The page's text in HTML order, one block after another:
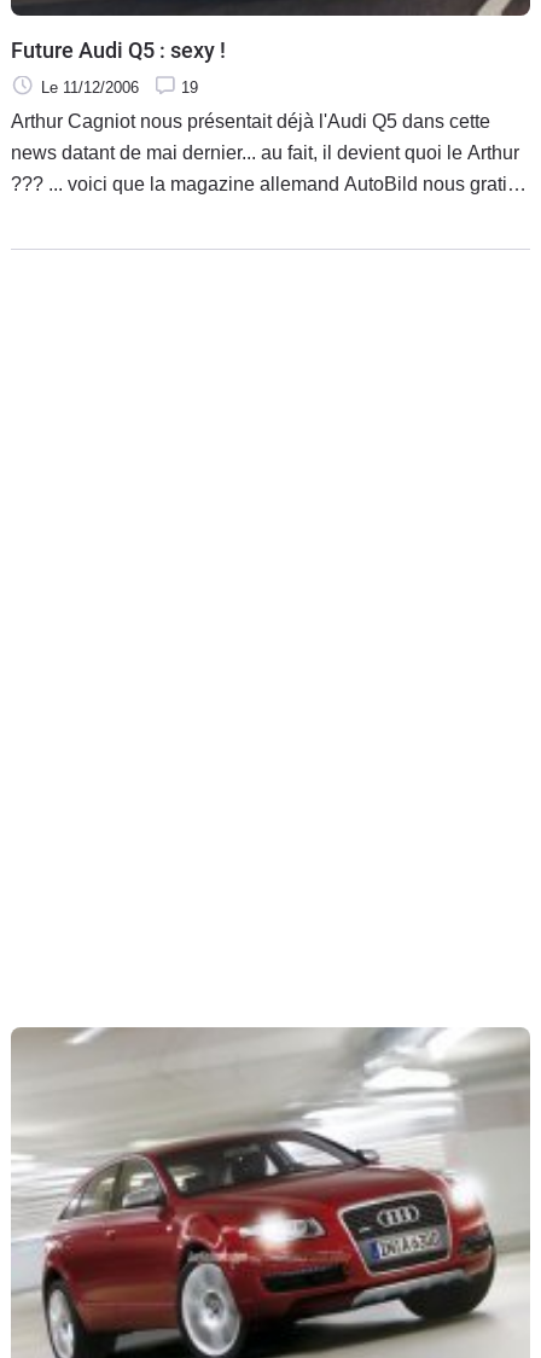
Future Audi Q5 : sexy !
Le 11/12/2006 19
Arthur Cagniot nous présentait déjà l'Audi Q5 dans cette
news datant de mai dernier... au fait, il devient quoi le Arthur
??? ... voici que la magazine allemand AutoBild nous gratifie